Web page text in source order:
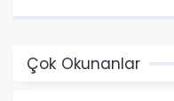
Çok Okunanlar